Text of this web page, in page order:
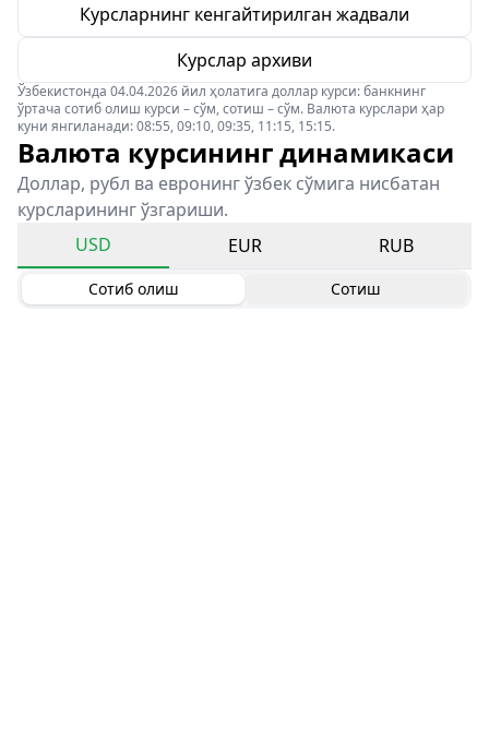
Курсларнинг кенгайтирилган жадвали
Курслар архиви
Ўзбекистонда 04.04.2026 йил ҳолатига доллар курси: банкнинг
ўртача сотиб олиш курси – сўм, сотиш – сўм. Валюта курслари ҳар
куни янгиланади: 08:55, 09:10, 09:35, 11:15, 15:15.
Валюта курсининг динамикаси
Доллар, рубл ва евронинг ўзбек сўмига нисбатан
курсларининг ўзгариши.
USD
EUR RUB
Сотиб олиш Сотиш